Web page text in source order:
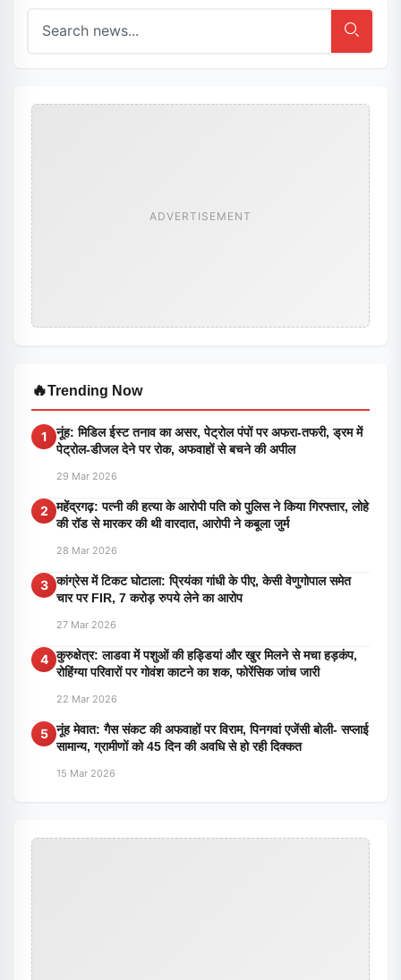
ADVERTISEMENT
🔥Trending Now
1
नूंह: मिडिल ईस्ट तनाव का असर, पेट्रोल पंपों पर अफरा-तफरी, ड्रम में
पेट्रोल-डीजल देने पर रोक, अफवाहों से बचने की अपील
29 Mar 2026
2
महेंद्रगढ़: पत्नी की हत्या के आरोपी पति को पुलिस ने किया गिरफ्तार, लोहे
की रॉड से मारकर की थी वारदात, आरोपी ने कबूला जुर्म
28 Mar 2026
3 कांग्रेस में टिकट घोटाला: प्रियंका गांधी के पीए, केसी वेणुगोपाल समेत
चार पर FIR, 7 करोड़ रुपये लेने का आरोप
27 Mar 2026
4 कुरुक्षेत्र: लाडवा में पशुओं की हड्डियां और खुर मिलने से मचा हड़कंप,
रोहिंग्या परिवारों पर गोवंश काटने का शक, फोरेंसिक जांच जारी
22 Mar 2026
5 नूंह मेवात: गैस संकट की अफवाहों पर विराम, पिनगवां एजेंसी बोली- सप्लाई
सामान्य, ग्रामीणों को 45 दिन की अवधि से हो रही दिक्कत
15 Mar 2026